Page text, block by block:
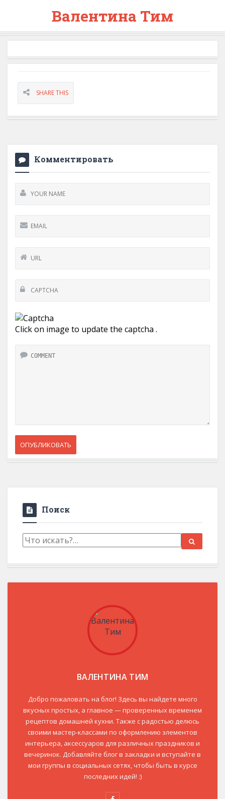
Валентина Тим
SHARE THIS
Комментировать
Click on image to update the captcha .
Поиск
ВАЛЕНТИНА ТИМ
Добро пожаловать на блог! Здесь вы найдете много
вкусных простых, а главное — проверенных временем
рецептов домашней кухни. Также с радостью делюсь
своими мастер-классами по оформлению элементов
интерьера, аксессуаров для различных праздников и
вечеринок. Добавляйте блог в закладки и вступайте в
мои группы в социальных сетях, чтобы быть в курсе
последних идей! :)